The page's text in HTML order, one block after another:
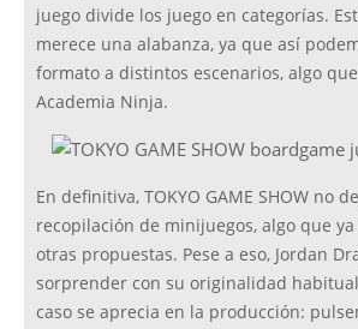
juego divide los juego en categorías.
merece una alabanza, ya que así
formato a distintos escenarios, algo
Academia Ninja.
En definitiva, TOKYO GAME SHOW no
recopilación de minijuegos, algo que
otras propuestas. Pese a eso, Jordan
sorprender con su originalidad
caso se aprecia en la producción: